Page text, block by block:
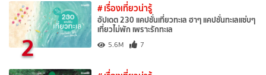
2
# เรื่องเที่ยวน่ารู้
อัปเดต 230 แคปชั่นเที่ยวทะเล ฮาๆ แคปชั่นทะเลแซ่บๆ
เที่ยวไม่พัก เพราะรักทะเล
5.6M 7